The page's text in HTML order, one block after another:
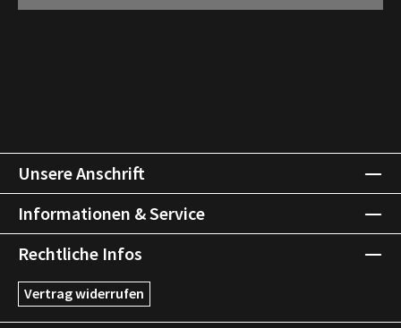
Unsere Anschrift
Informationen & Service
Rechtliche Infos
Vertrag widerrufen